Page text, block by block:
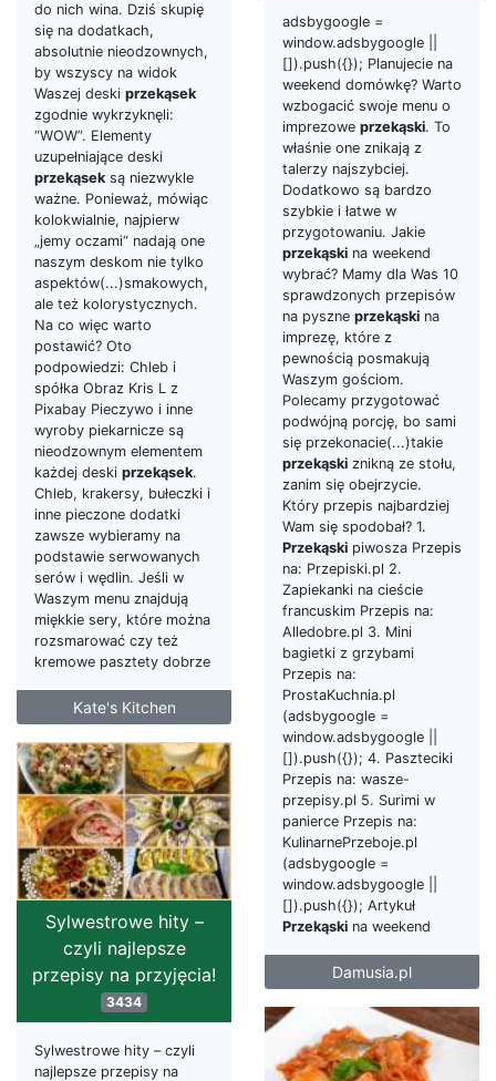
adsbygoogle =
window.adsbygoogle ||
[]).push({}); Planujecie na
weekend domówkę? Warto
wzbogacić swoje menu o
imprezowe przekąski. To
właśnie one znikają z
talerzy najszybciej.
Dodatkowo są bardzo
szybkie i łatwe w
przygotowaniu. Jakie
przekąski na weekend
wybrać? Mamy dla Was 10
sprawdzonych przepisów
na pyszne przekąski na
imprezę, które z
pewnością posmakują
Waszym gościom.
Polecamy przygotować
podwójną porcję, bo sami
się przekonacie(...)takie
przekąski znikną ze stołu,
zanim się obejrzycie.
Który przepis najbardziej
Wam się spodobał? 1.
Przekąski piwosza Przepis
na: Przepiski.pl 2.
Zapiekanki na cieście
francuskim Przepis na:
Alledobre.pl 3. Mini
bagietki z grzybami
Przepis na:
ProstaKuchnia.pl
(adsbygoogle =
window.adsbygoogle ||
[]).push({}); 4. Paszteciki
Przepis na: wasze-
przepisy.pl 5. Surimi w
panierce Przepis na:
KulinarnePrzeboje.pl
(adsbygoogle =
window.adsbygoogle ||
[]).push({}); Artykuł
Przekąski na weekend
Damusia.pl
do nich wina. Dziś skupię
się na dodatkach,
absolutnie nieodzownych,
by wszyscy na widok
Waszej deski przekąsek
zgodnie wykrzyknęli:
“WOW”. Elementy
uzupełniające deski
przekąseksą niezwykle
ważne. Ponieważ, mówiąc
kolokwialnie, najpierw
„jemy oczami“ nadają one
naszym deskom nie tylko
aspektów(...)smakowych,
ale też kolorystycznych.
Na co więc warto
postawić? Oto
podpowiedzi: Chleb i
spółka Obraz Kris L z
Pixabay Pieczywo i inne
wyroby piekarnicze są
nieodzownym elementem
każdej deski przekąsek.
Chleb, krakersy, bułeczki i
inne pieczone dodatki
zawsze wybieramy na
podstawie serwowanych
serów i wędlin. Jeśli w
Waszym menu znajdują
miękkie sery, które można
rozsmarować czy też
kremowe pasztety dobrze
Kate's Kitchen
Sylwestrowe hity –
czyli najlepsze
przepisy na przyjęcia!
3434
Sylwestrowe hity – czyli
najlepsze przepisy na